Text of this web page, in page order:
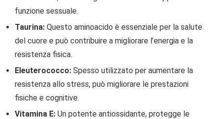
funzione sessuale.
Taurina: Questo aminoacido è essenziale per la salute
del cuore e può contribuire a migliorare l’energia e la
resistenza fisica.
Eleuterococco: Spesso utilizzato per aumentare la
resistenza allo stress, può migliorare le prestazioni
fisiche e cognitive.
Vitamina E: Un potente antiossidante, protegge le